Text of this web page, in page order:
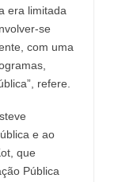
era limitada
se
com uma
refere.
e ao
que
Pública